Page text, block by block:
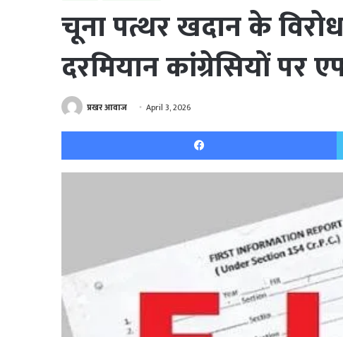
चूना पत्थर खदान के
दरमियान कांग्रेसियों
प्रखर आवाज April 3, 2026